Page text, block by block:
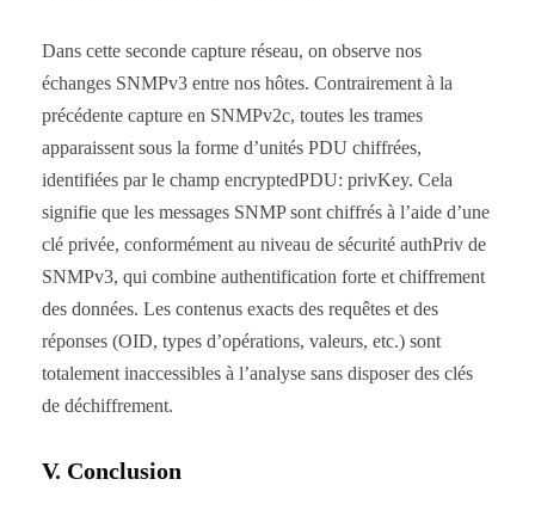
Dans cette seconde capture réseau, on observe nos
échanges SNMPv3 entre nos hôtes. Contrairement à la
précédente capture en SNMPv2c, toutes les trames
apparaissent sous la forme d’unités PDU chiffrées,
identifiées par le champ encryptedPDU: privKey. Cela
signifie que les messages SNMP sont chiffrés à l’aide d’une
clé privée, conformément au niveau de sécurité authPriv de
SNMPv3, qui combine authentification forte et chiffrement
des données. Les contenus exacts des requêtes et des
réponses (OID, types d’opérations, valeurs, etc.) sont
totalement inaccessibles à l’analyse sans disposer des clés
de déchiffrement.
V. Conclusion